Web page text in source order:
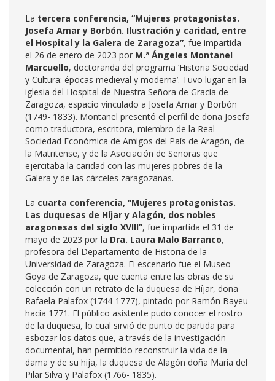
La tercera conferencia, “Mujeres protagonistas.
Josefa Amar y Borbón. Ilustración y caridad, entre
el Hospital y la Galera de Zaragoza”, fue impartida
el 26 de enero de 2023 por M.ª Ángeles Montanel
Marcuello, doctoranda del programa ‘Historia Sociedad
y Cultura: épocas medieval y moderna’. Tuvo lugar en la
iglesia del Hospital de Nuestra Señora de Gracia de
Zaragoza, espacio vinculado a Josefa Amar y Borbón
(1749- 1833). Montanel presentó el perfil de doña Josefa
como traductora, escritora, miembro de la Real
Sociedad Económica de Amigos del País de Aragón, de
la Matritense, y de la Asociación de Señoras que
ejercitaba la caridad con las mujeres pobres de la
Galera y de las cárceles zaragozanas.
La cuarta conferencia, “Mujeres protagonistas.
Las duquesas de Híjar y Alagón, dos nobles
aragonesas del siglo XVIII”, fue impartida el 31 de
mayo de 2023 por la Dra. Laura Malo Barranco,
profesora del Departamento de Historia de la
Universidad de Zaragoza. El escenario fue el Museo
Goya de Zaragoza, que cuenta entre las obras de su
colección con un retrato de la duquesa de Híjar, doña
Rafaela Palafox (1744-1777), pintado por Ramón Bayeu
hacia 1771. El público asistente pudo conocer el rostro
de la duquesa, lo cual sirvió de punto de partida para
esbozar los datos que, a través de la investigación
documental, han permitido reconstruir la vida de la
dama y de su hija, la duquesa de Alagón doña María del
Pilar Silva y Palafox (1766- 1835).